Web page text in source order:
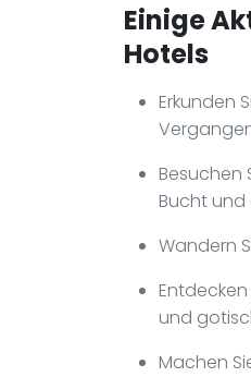
Einige
Hotels
Erkunden
Besuchen
Bucht
Wandern
und
Machen